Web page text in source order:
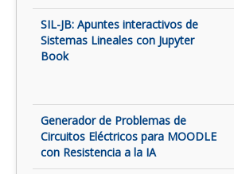
SIL-JB: Apuntes interactivos de
Sistemas Lineales con Jupyter
Book
Generador de Problemas de
Circuitos Eléctricos para MOODLE
con Resistencia a la IA